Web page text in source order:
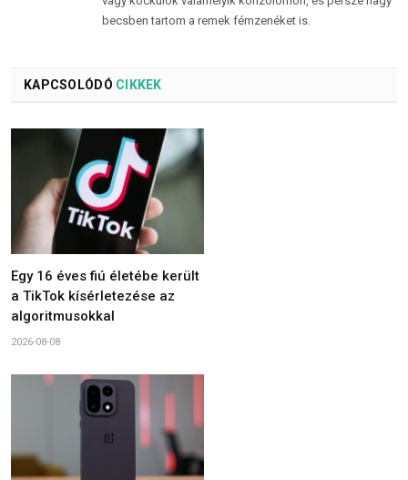
becsben tartom a remek fémzenéket is.
KAPCSOLÓDÓ CIKKEK
Egy 16 éves fiú életébe került
a TikTok kísérletezése az
algoritmusokkal
2026-08-08